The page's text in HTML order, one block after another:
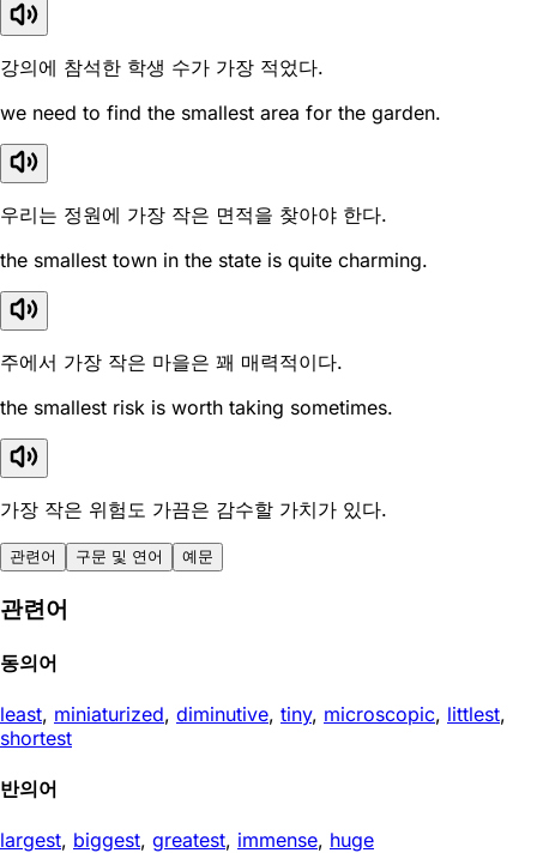
강의에 참석한 학생 수가 가장 적었다.
we need to find the smallest area for the garden.
우리는 정원에 가장 작은 면적을 찾아야 한다.
the smallest town in the state is quite charming.
주에서 가장 작은 마을은 꽤 매력적이다.
the smallest risk is worth taking sometimes.
가장 작은 위험도 가끔은 감수할 가치가 있다.
관련어 구문 및 연어 예문
관련어
동의어
least, miniaturized, diminutive, tiny, microscopic, littlest,
shortest
반의어
largest, biggest, greatest, immense, huge